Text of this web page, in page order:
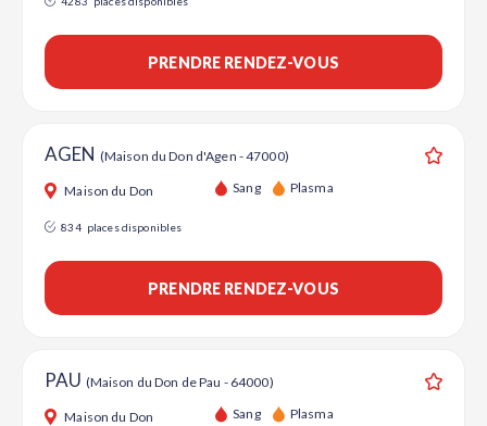
PRENDRE RENDEZ-VOUS
AGEN (Maison du Don d'Agen - 47000)
Maison du Don Sang Plasma
834 places disponibles
PRENDRE RENDEZ-VOUS
PAU (Maison du Don de Pau - 64000)
Maison du Don Sang Plasma